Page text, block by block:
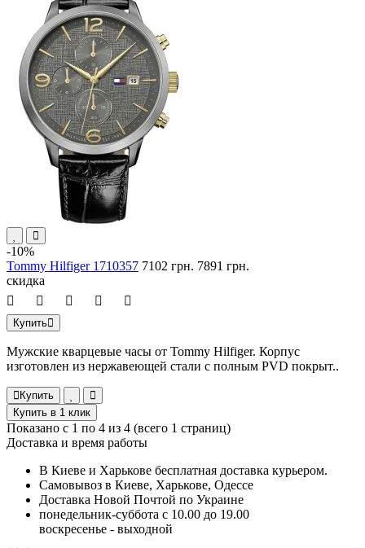
-10%
Tommy Hilfiger 1710357 7102 грн. 7891 грн.
скидка
Купить
Мужские кварцевые часы от Tommy Hilfiger. Корпус
изготовлен из нержавеющей стали с полным PVD покрыт..
Купить
Купить в 1 клик
Показано с 1 по 4 из 4 (всего 1 страниц)
Доставка и время работы
В Киеве и Харькове бесплатная доставка курьером.
Самовывоз в Киеве, Харькове, Одессе
Доставка Новой Почтой по Украине
понедельник-суббота с 10.00 до 19.00
воскресенье - выходной